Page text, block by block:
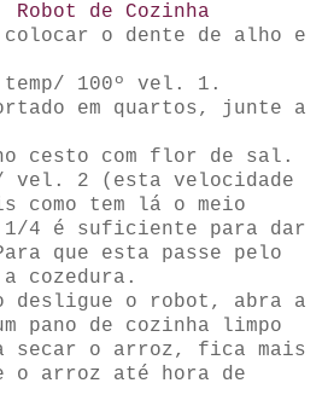
de Cozinha
colocar o dente de alho e
100º vel. 1.
em quartos, junte a
cesto com flor de sal.
vel. 2 (esta velocidade
como tem lá o meio
1/4 é suficiente para dar
que esta passe pelo
cozedura.
desligue o robot, abra a
pano de cozinha limpo
secar o arroz, fica mais
o arroz até hora de